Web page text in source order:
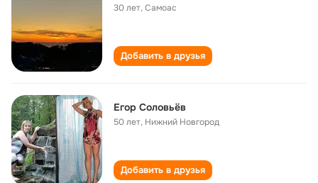
30 лет,Самоас
Добавить в друзья
Егор Соловьёв
50 лет, Нижний Новгород
Добавить в друзья